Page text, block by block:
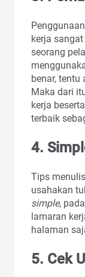
kerja
seorang
benar, tentu
Maka dari
kerja
terbaik
4.
Tips
usahakan
simple,
lamaran
halaman
5. Cek